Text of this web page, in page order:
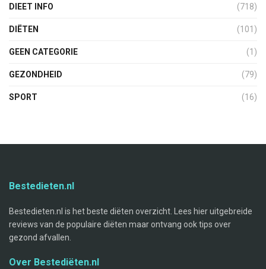
DIEET INFO (718)
DIËTEN (101)
GEEN CATEGORIE (1)
GEZONDHEID (79)
SPORT (16)
Bestedieten.nl
Bestedieten.nl is het beste diëten overzicht. Lees hier uitgebreide
reviews van de populaire diëten maar ontvang ook tips over
gezond afvallen.
Over Bestediëten.nl